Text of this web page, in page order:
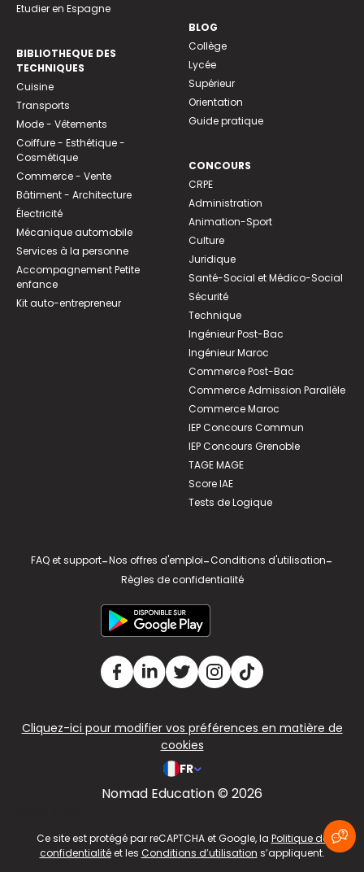
Etudier en Espagne
BIBLIOTHEQUE DES
TECHNIQUES
Cuisine
Transports
Mode - Vêtements
Coiffure - Esthétique -
Cosmétique
Commerce - Vente
Bâtiment - Architecture
Électricité
Mécanique automobile
Services à la personne
Accompagnement Petite
enfance
Kit auto-entrepreneur
BLOG
Collège
Lycée
Supérieur
Orientation
Guide pratique
CONCOURS
CRPE
Administration
Animation-Sport
Culture
Juridique
Santé-Social et Médico-Social
Sécurité
Technique
Ingénieur Post-Bac
Ingénieur Maroc
Commerce Post-Bac
Commerce Admission Parallèle
Commerce Maroc
IEP Concours Commun
IEP Concours Grenoble
TAGE MAGE
Score IAE
Tests de Logique
FAQ et support-Nos offres d'emploi-Conditions d'utilisation-
Règles de confidentialité
Cliquez-ici pour modifier vos préférences en matière de
cookies
FR
Nomad Education © 2026
Ce site est protégé par reCAPTCHA et Google, la Politique de
confidentialitéet les Conditions d’utilisation s’appliquent.